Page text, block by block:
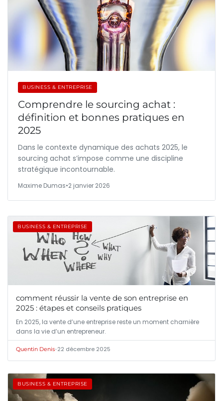
BUSINESS & ENTREPRISE
Comprendre le sourcing achat :
définition et bonnes pratiques en
2025
Dans le contexte dynamique des achats 2025, le
sourcing achat s’impose comme une discipline
stratégique incontournable.
Maxime Dumas•2 janvier 2026
BUSINESS & ENTREPRISE
comment réussir la vente de son entreprise en
2025 : étapes et conseils pratiques
En 2025, la vente d’une entreprise reste un moment charnière
dans la vie d’un entrepreneur.
Quentin Denis•22 décembre 2025
BUSINESS & ENTREPRISE